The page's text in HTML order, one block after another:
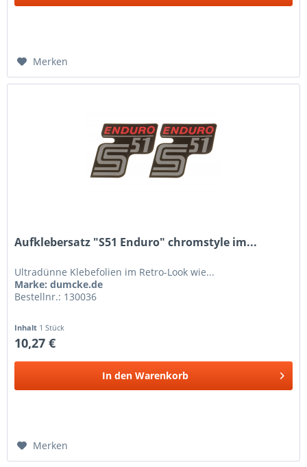
Merken
Aufklebersatz "S51 Enduro" chromstyle im...
Ultradünne Klebefolien im Retro-Look wie...
Marke: dumcke.de
Bestellnr.: 130036
Inhalt 1 Stück
10,27 €
In den Warenkorb
Merken